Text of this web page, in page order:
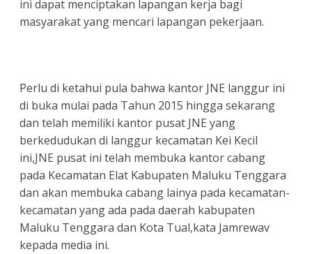
ini dapat menciptakan lapangan kerja bagi
masyarakat yang mencari lapangan pekerjaan.
Perlu di ketahui pula bahwa kantor JNE langgur ini
di buka mulai pada Tahun 2015 hingga sekarang
dan telah memiliki kantor pusat JNE yang
berkedudukan di langgur kecamatan Kei Kecil
ini,JNE pusat ini telah membuka kantor cabang
pada Kecamatan Elat Kabupaten Maluku Tenggara
dan akan membuka cabang lainya pada kecamatan-
kecamatan yang ada pada daerah kabupaten
Maluku Tenggara dan Kota Tual,kata Jamrewav
kepada media ini.